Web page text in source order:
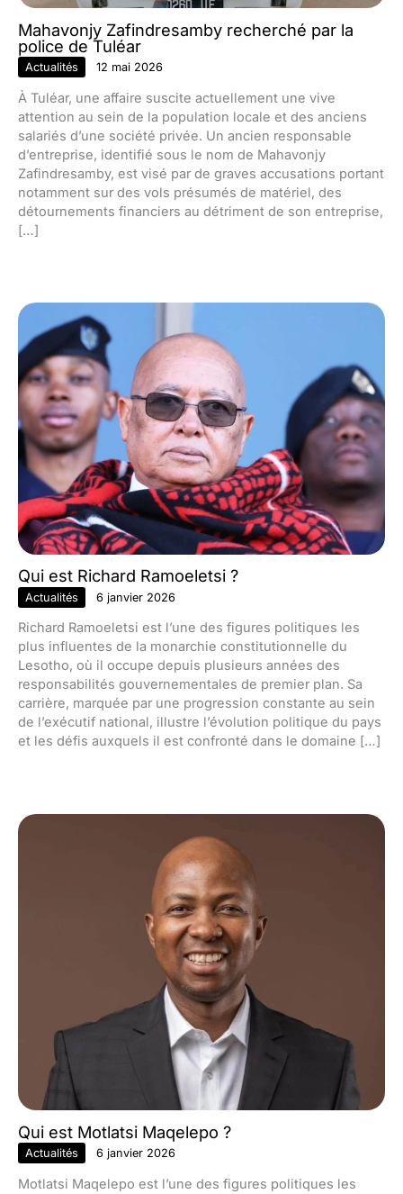
Mahavonjy Zafindresamby recherché par la
police de Tuléar
Actualités 12 mai 2026
À Tuléar, une affaire suscite actuellement une vive
attention au sein de la population locale et des anciens
salariés d’une société privée. Un ancien responsable
d’entreprise, identifié sous le nom de Mahavonjy
Zafindresamby, est visé par de graves accusations portant
notamment sur des vols présumés de matériel, des
détournements financiers au détriment de son entreprise,
[…]
Qui est Richard Ramoeletsi ?
Actualités 6 janvier 2026
Richard Ramoeletsi est l’une des figures politiques les
plus influentes de la monarchie constitutionnelle du
Lesotho, où il occupe depuis plusieurs années des
responsabilités gouvernementales de premier plan. Sa
carrière, marquée par une progression constante au sein
de l’exécutif national, illustre l’évolution politique du pays
et les défis auxquels il est confronté dans le domaine […]
Qui est Motlatsi Maqelepo ?
Actualités 6 janvier 2026
Motlatsi Maqelepo est l’une des figures politiques les